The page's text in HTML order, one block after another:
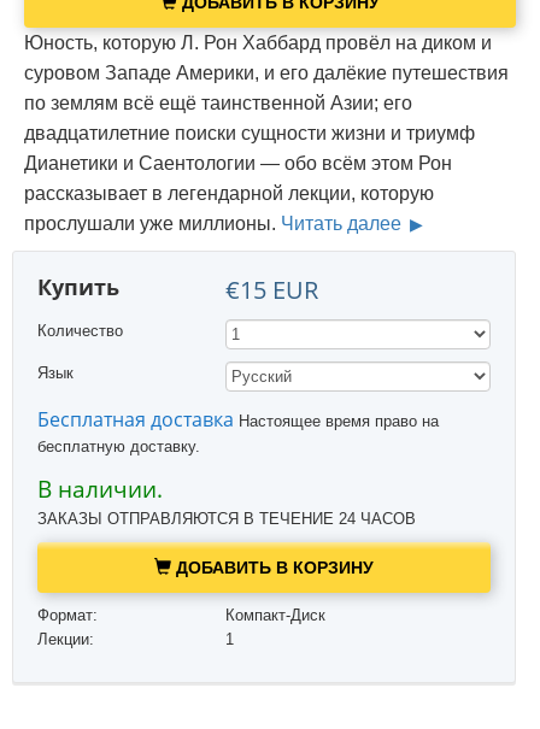
Юность, которую Л. Рон Хаббард провёл на диком и
суровом Западе Америки, и его далёкие путешествия
по землям всё ещё таинственной Азии; его
двадцатилетние поиски сущности жизни и триумф
Дианетики и Саентологии — обо всём этом Рон
рассказывает в легендарной лекции, которую
прослушали уже миллионы. Читать далее
Купить €15 EUR
Количество
Язык
Бесплатная доставка Настоящее время право на
бесплатную доставку.
В наличии.
ЗАКАЗЫ ОТПРАВЛЯЮТСЯ В ТЕЧЕНИЕ 24 ЧАСОВ
ДОБАВИТЬ В КОРЗИНУ
Формат:
Компакт-Диск
Лекции:
1